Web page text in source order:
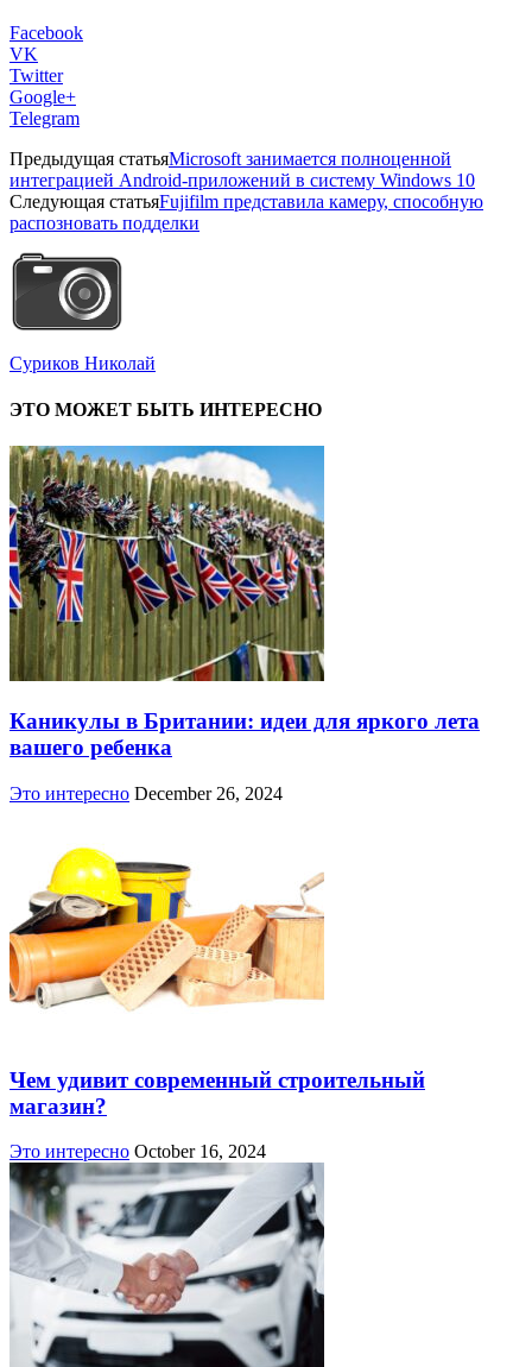
Facebook
VK
Twitter
Google+
Telegram
Предыдущая статьяMicrosoft занимается полноценной
интеграцией Android-приложений в систему Windows 10
Следующая статьяFujifilm представила камеру, способную
распозновать подделки
Суриков Николай
ЭТО МОЖЕТ БЫТЬ ИНТЕРЕСНО
Каникулы в Британии: идеи для яркого лета
вашего ребенка
Это интересно December 26, 2024
Чем удивит современный строительный
магазин?
Это интересно October 16, 2024